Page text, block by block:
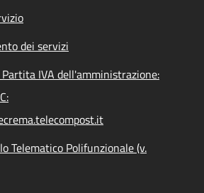
dei servizi
IVA dell'amministrazione:
Telematico Polifunzionale (v.